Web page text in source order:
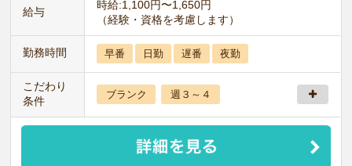
給与
時給:1,100円〜1,650円
（経験・資格を考慮します）
勤務時間 早番 日勤 遅番 夜勤
こだわり
条件
ブランク 週３～４